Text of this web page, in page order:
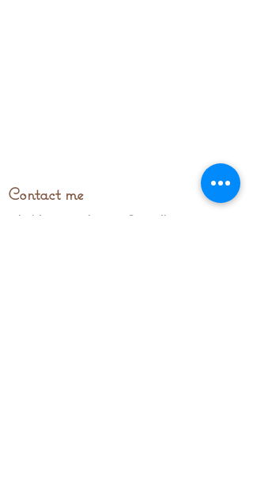
Contact me
stitchingupparistours@gmail.com